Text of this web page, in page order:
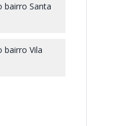
bairro Santa
bairro Vila